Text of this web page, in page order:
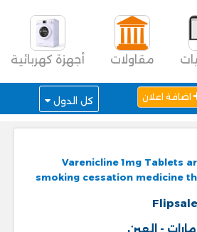
مقاولات أجهزة كهربائية
اضافة اعلان كل الدول
Varenicline 1mg Tablets
smoking cessation medicine
- العين